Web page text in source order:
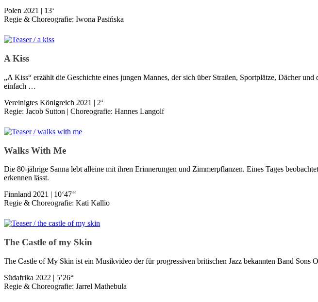
Polen 2021 | 13‘
Regie & Choreografie: Iwona Pasińska
A Kiss
„A Kiss“ erzählt die Geschichte eines jungen Mannes, der sich über Straßen, Sportplätze, Dächer
einfach …
Vereinigtes Königreich 2021 | 2‘
Regie: Jacob Sutton | Choreografie: Hannes Langolf
Walks With Me
Die 80-jährige Sanna lebt alleine mit ihren Erinnerungen und Zimmerpflanzen. Eines Tages
erkennen lässt.
Finnland 2021 | 10‘47‘‘
Regie & Choreografie: Kati Kallio
The Castle of my Skin
The Castle of My Skin ist ein Musikvideo der für progressiven britischen Jazz bekannten Band Sons
Südafrika 2022 | 5’26“
Regie & Choreografie: Jarrel Mathebula